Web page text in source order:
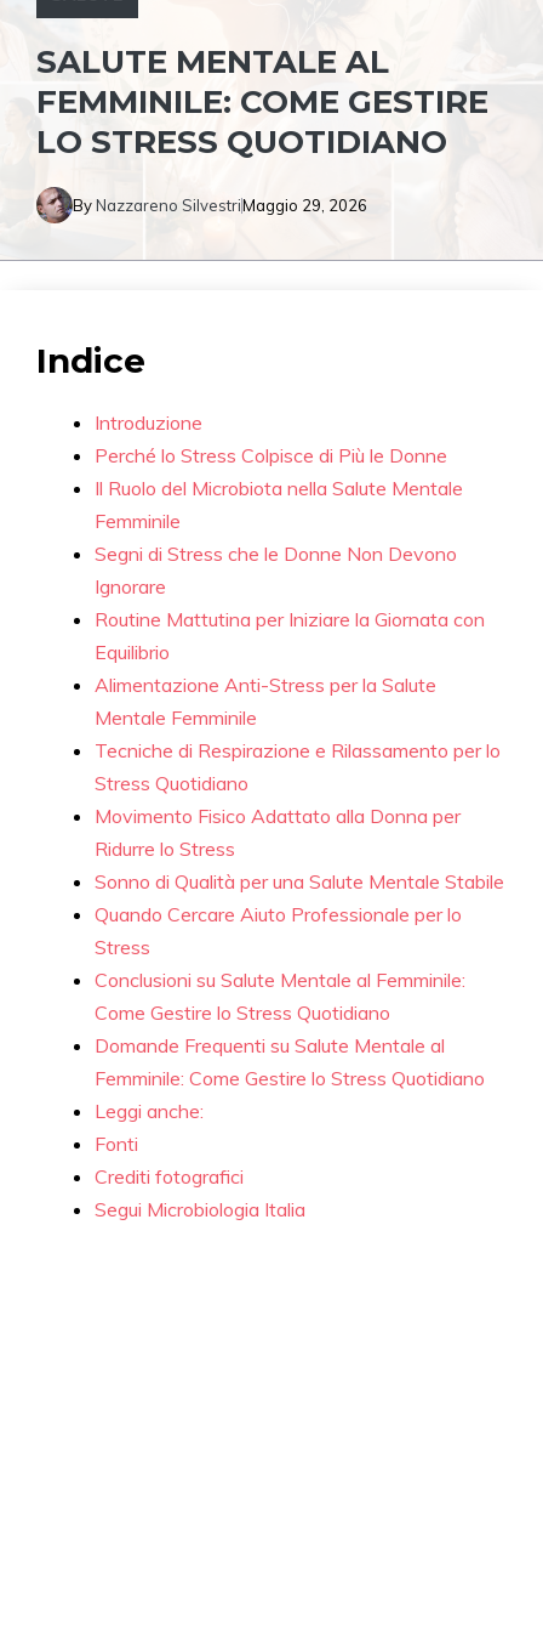
SALUTE MENTALE AL
FEMMINILE: COME GESTIRE
LO STRESS QUOTIDIANO
ByNazzareno SilvestriMaggio 29, 2026
Indice
Introduzione
Perché lo Stress Colpisce di Più le Donne
Il Ruolo del Microbiota nella Salute Mentale
Femminile
Segni di Stress che le Donne Non Devono
Ignorare
Routine Mattutina per Iniziare la Giornata con
Equilibrio
Alimentazione Anti-Stress per la Salute
Mentale Femminile
Tecniche di Respirazione e Rilassamento per lo
Stress Quotidiano
Movimento Fisico Adattato alla Donna per
Ridurre lo Stress
Sonno di Qualità per una Salute Mentale Stabile
Quando Cercare Aiuto Professionale per lo
Stress
Conclusioni su Salute Mentale al Femminile:
Come Gestire lo Stress Quotidiano
Domande Frequenti su Salute Mentale al
Femminile: Come Gestire lo Stress Quotidiano
Leggi anche:
Fonti
Crediti fotografici
Segui Microbiologia Italia